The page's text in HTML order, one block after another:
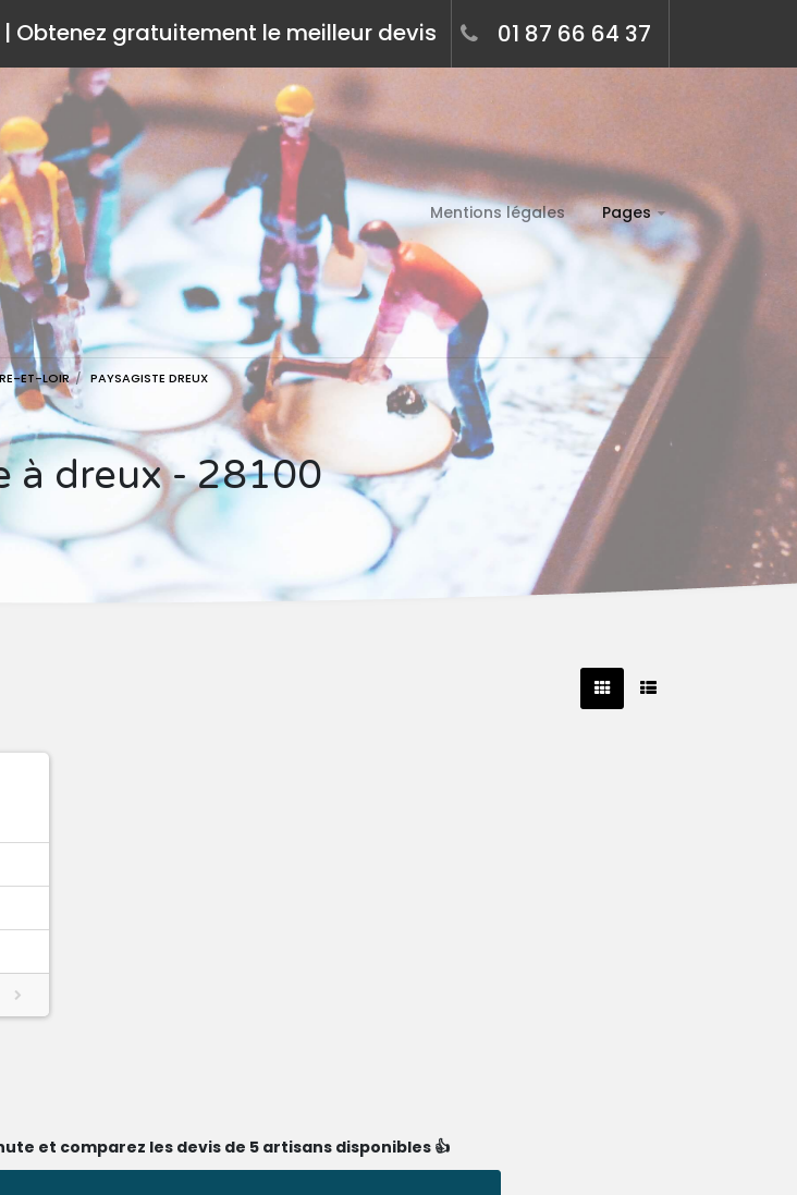
gratuitement le meilleur devis 01 87 66 64 37
Mentions légales Pages
ET-LOIR PAYSAGISTE DREUX
à dreux - 28100
et comparez les devis de 5 artisans disponibles 👍